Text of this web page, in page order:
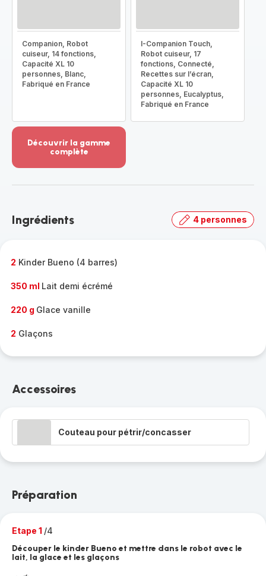
Companion, Robot
cuiseur, 14 fonctions,
Capacité XL 10
personnes, Blanc,
Fabriqué en France
I-Companion Touch,
Robot cuiseur, 17
fonctions, Connecté,
Recettes sur l’écran,
Capacité XL 10
personnes, Eucalyptus,
Fabriqué en France
Découvrir la gamme
complète
-
gamme
Ingrédients 4 personnes
2 Kinder Bueno (4 barres)
350 ml Lait demi écrémé
220 g Glace vanille
2 Glaçons
Accessoires
Couteau pour pétrir/concasser
Préparation
Etape 1 /4
Découper le kinder Bueno et mettre dans le robot avec le
lait, la glace et les glaçons